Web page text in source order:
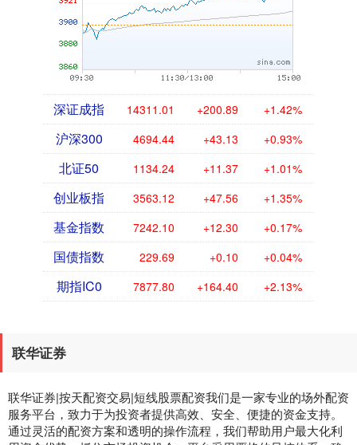
深证成指 14311.01 +200.89 +1.42%
沪深300 4694.44 +43.13 +0.93%
北证50 1134.24 +11.37 +1.01%
创业板指 3563.12 +47.56 +1.35%
基金指数 7242.10 +12.30 +0.17%
国债指数 229.69 +0.10 +0.04%
期指IC0 7877.80 +164.40 +2.13%
联华证券
联华证券|按天配资交易|短线股票配资我们是一家专业的场外配资
服务平台，致力于为投资者提供高效、安全、便捷的资金支持。
通过灵活的配资方案和透明的操作流程，我们帮助用户最大化利